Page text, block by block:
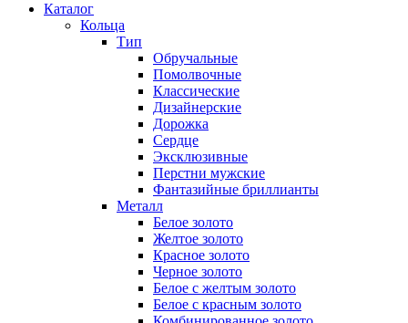
Каталог
Кольца
Тип
Обручальные
Помолвочные
Классические
Дизайнерские
Дорожка
Сердце
Эксклюзивные
Перстни мужские
Фантазийные бриллианты
Металл
Белое золото
Желтое золото
Красное золото
Черное золото
Белое с желтым золото
Белое с красным золото